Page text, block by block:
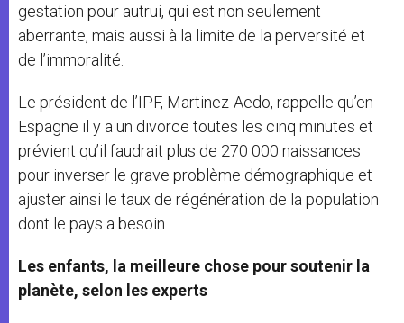
gestation pour autrui, qui est non seulement
aberrante, mais aussi à la limite de la perversité et
de l’immoralité.
Le président de l’IPF, Martinez-Aedo, rappelle qu’en
Espagne il y a un divorce toutes les cinq minutes et
prévient qu’il faudrait plus de 270 000 naissances
pour inverser le grave problème démographique et
ajuster ainsi le taux de régénération de la population
dont le pays a besoin.
Les enfants, la meilleure chose pour soutenir la
planète, selon les experts